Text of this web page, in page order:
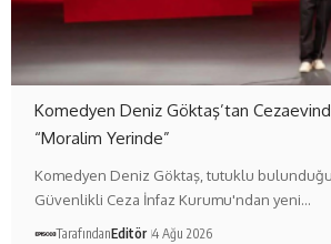
Komedyen Deniz Göktaş’tan
“Moralim Yerinde”
Komedyen Deniz Göktaş, tutuklu
Güvenlikli Ceza İnfaz Kurumu'ndan yeni…
TarafındanEditör 4 Ağu 2026